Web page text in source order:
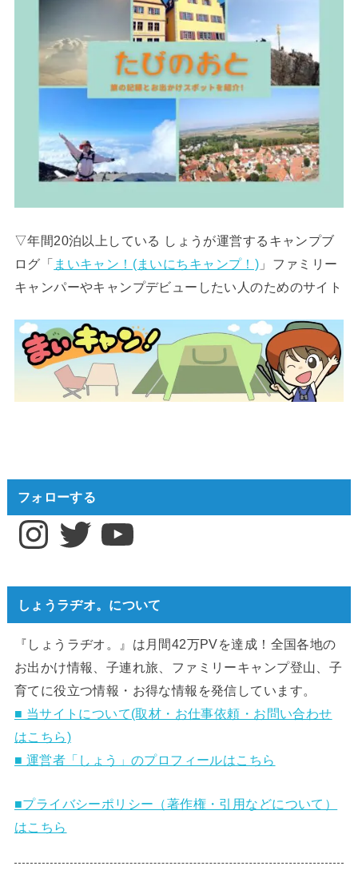
▽年間20泊以上している しょうが運営するキャンプブ
ログ「 まいキャン！(まいにちキャンプ！) 」ファミリー
キャンパーやキャンプデビューしたい人のためのサイト
フォローする
InstagramTwitter YouTube
しょうラヂオ。について
『しょうラヂオ。』は月間42万PVを達成！全国各地の
お出かけ情報、子連れ旅、ファミリーキャンプ登山、子
育てに役立つ情報・お得な情報を発信しています。
■ 当サイトについて(取材・お仕事依頼・お問い合わせ
はこちら)
■ 運営者「しょう」のプロフィールはこちら
■プライバシーポリシー（著作権・引用などについて）
はこちら